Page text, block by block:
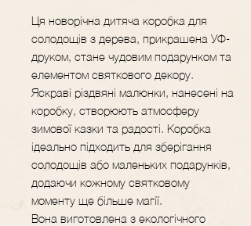
Ця новорічна дитяча коробка для
солодощів з дерева, прикрашена УФ-
друком, стане чудовим подарунком та
елементом святкового декору.
Яскраві різдвяні малюнки, нанесені на
коробку, створюють атмосферу
зимової казки та радості. Коробка
ідеально підходить для зберігання
солодощів або маленьких подарунків,
додаючи кожному святковому
моменту ще більше магії.
Вона виготовлена з екологічного